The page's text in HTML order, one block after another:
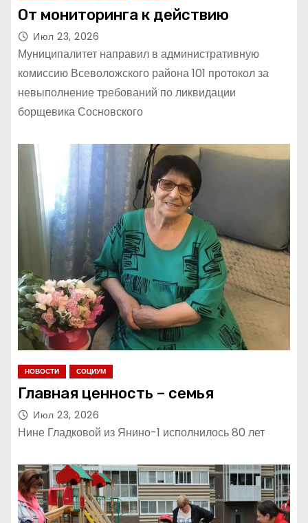
От мониторинга к действию
Июл 23, 2026
Муниципалитет направил в административную
комиссию Всеволожского района 101 протокол за
невыполнение требований по ликвидации
борщевика Сосновского
НОВОСТИ СОЦИУМ
Главная ценность – семья
Июл 23, 2026
Нине Гладковой из Янино-1 исполнилось 80 лет